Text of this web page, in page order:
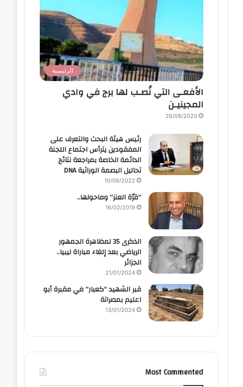
الرئيسية
الأفعـى التي نُصـب لها برج في وادي
المجينيـن
26/08/2020
رئيس هيئة البحث والتعرف على
المفقودين يترأس اجتماع اللجنة
الدائمة الخاصة بمراجعة نتائج
تحاليل البصمة الوراثية DNA
10/08/2022
“قرّة العنز” وماحولها..
16/02/2019
الذكرى 35 لمظاهرة الجمهور
الرياضي بعد إلغاء مباراة ليبيا..
الجزائر
21/01/2024
قبر الشهيد “كعبار” في مقبرة أبو
اعليم بمصراتة
13/01/2024
Most Commented